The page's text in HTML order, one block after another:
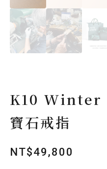
K10 Winter
寶石戒指
NT$49,800